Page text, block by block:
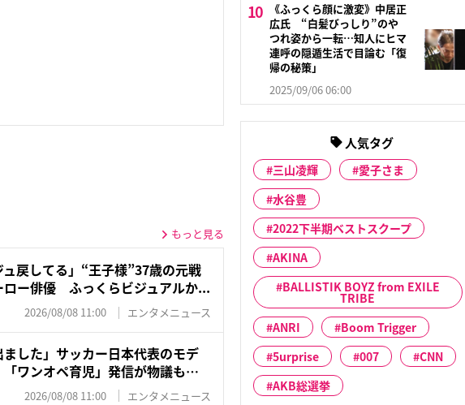
もっと見る
ュ戻してる」“王子様”37歳の元戦
ロー俳優 ふっくらビジュアルか...
2026/08/08 11:00 エンタメニュース
ました」サッカー日本代表のモデ
ワンオペ育児」発信が物議も…
2026/08/08 11:00 エンタメニュース
《ふっくら顔に激変》中居正
広氏 “白髪びっしり”のや
つれ姿から一転…知人にヒマ
連呼の隠遁生活で目論む「復
帰の秘策」
2025/09/06 06:00
人気タグ
三山凌輝
愛子さま
水谷豊
2022下半期ベストスクープ
AKINA
BALLISTIK BOYZ from EXILE
TRIBE
ANRI
Boom Trigger
5urprise
007
CNN
AKB総選挙